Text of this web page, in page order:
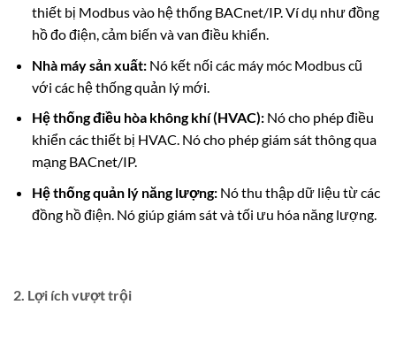
thiết bị Modbus vào hệ thống BACnet/IP. Ví dụ như đồng
hồ đo điện, cảm biến và van điều khiển.
Nhà máy sản xuất:Nó kết nối các máy móc Modbus cũ
với các hệ thống quản lý mới.
Hệ thống điều hòa không khí (HVAC):Nó cho phép điều
khiển các thiết bị HVAC. Nó cho phép giám sát thông qua
mạng BACnet/IP.
Hệ thống quản lý năng lượng:Nó thu thập dữ liệu từ các
đồng hồ điện. Nó giúp giám sát và tối ưu hóa năng lượng.
2. Lợi ích vượt trội